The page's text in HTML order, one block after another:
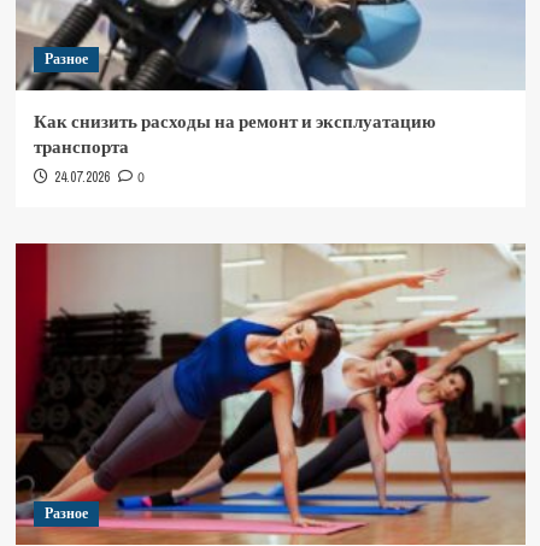
Разное
Как снизить расходы на ремонт и эксплуатацию
транспорта
24.07.2026 0
Разное